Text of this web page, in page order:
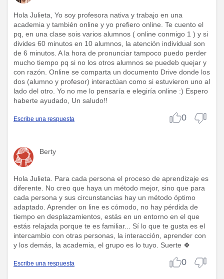
Hola Julieta, Yo soy profesora nativa y trabajo en una
academia y también online y yo prefiero online. Te cuento el
pq, en una clase sois varios alumnos ( online conmigo 1 ) y si
divides 60 minutos en 10 alumnos, la atención individual son
de 6 minutos. A la hora de pronunciar tampoco puedo perder
mucho tiempo pq si no los otros alumnos se puedeb quejar y
con razón. Online se comparta un documento Drive donde los
dos (alumno y profesor) interactúan como si estuvieron uno al
lado del otro. Yo no me lo pensaría e elegiría online :) Espero
haberte ayudado, Un saludo!!
Escribe una respuesta 0
Berty
Hola Julieta. Para cada persona el proceso de aprendizaje es
diferente. No creo que haya un método mejor, sino que para
cada persona y sus circunstancias hay un método óptimo
adaptado. Aprender on line es cómodo, no hay pérdida de
tiempo en desplazamientos, estás en un entorno en el que
estás relajada porque te es familiar... Sí lo que te gusta es el
intercambio con otras personas, la interacción, aprender con
y los demás, la academia, el grupo es lo tuyo. Suerte 🍀
Escribe una respuesta 0